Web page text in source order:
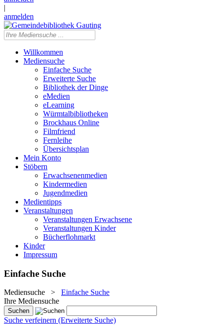
|
anmelden
Willkommen
Mediensuche
Einfache Suche
Erweiterte Suche
Bibliothek der Dinge
eMedien
eLearning
Würmtalbibliotheken
Brockhaus Online
Filmfriend
Fernleihe
Übersichtsplan
Mein Konto
Stöbern
Erwachsenenmedien
Kindermedien
Jugendmedien
Medientipps
Veranstaltungen
Veranstaltungen Erwachsene
Veranstaltungen Kinder
Bücherflohmarkt
Kinder
Impressum
Einfache Suche
Mediensuche > Einfache Suche
Ihre Mediensuche
Suche verfeinern (Erweiterte Suche)